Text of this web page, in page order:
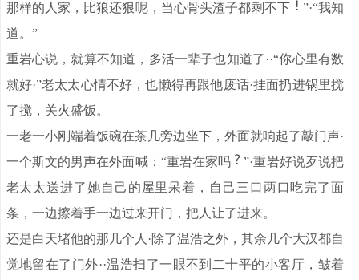
那样的人家，比狼还狠呢，当心骨头渣子都剩不下
”·“我知
道。”
重岩心说，就算不知道，多活一辈子也知道了··“你心里有数
就好·”老太太心情不好，也懒得再跟他废话·挂面扔进锅里搅
了搅，关火盛饭。
一老一小刚端着饭碗在茶几旁边坐下，外面就响起了敲门声·
一个斯文的男声在外面喊：“重岩在家吗
”·重岩好说歹说把
老太太送进了她自己的屋里呆着，自己三口两口吃完了面
条，一边擦着手一边过来开门，把人让了进来。
还是白天堵他的那几个人·除了温浩之外，其余几个大汉都自
觉地留在了门外··温浩扫了一眼不到二十平的小客厅，皱着